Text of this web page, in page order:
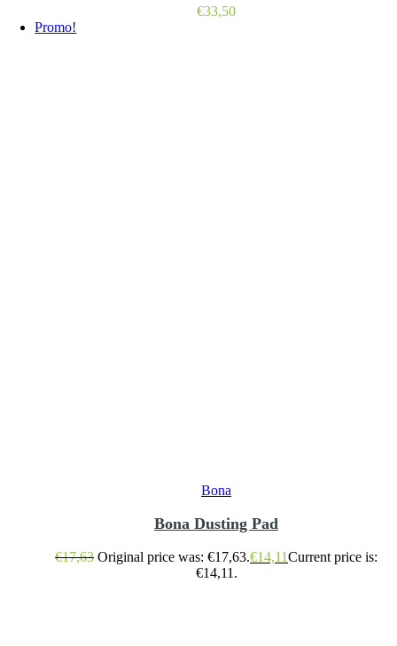
€33,50
Promo!
Bona
Bona Dusting Pad
€17,63 Original price was: €17,63.€14,11Current price is:
€14,11.